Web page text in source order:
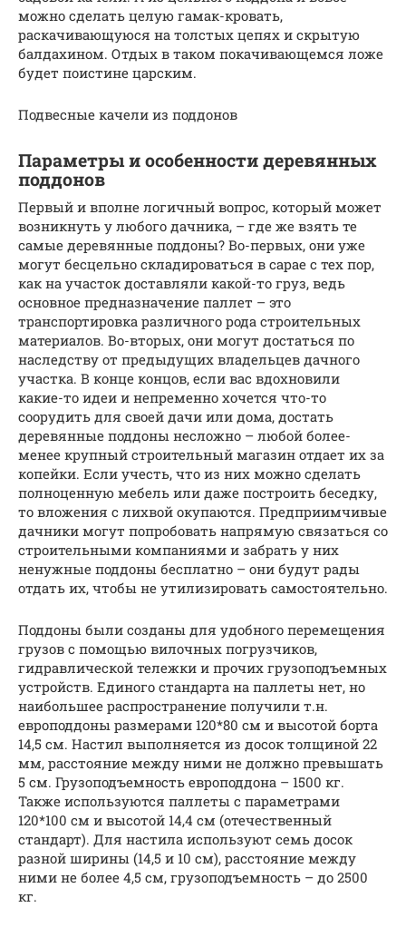
можно сделать целую гамак-кровать,
раскачивающуюся на толстых цепях и скрытую
балдахином. Отдых в таком покачивающемся ложе
будет поистине царским.
Подвесные качели из поддонов
Параметры и особенности деревянных
поддонов
Первый и вполне логичный вопрос, который может
возникнуть у любого дачника, – где же взять те
самые деревянные поддоны? Во-первых, они уже
могут бесцельно складироваться в сарае с тех пор,
как на участок доставляли какой-то груз, ведь
основное предназначение паллет – это
транспортировка различного рода строительных
материалов. Во-вторых, они могут достаться по
наследству от предыдущих владельцев дачного
участка. В конце концов, если вас вдохновили
какие-то идеи и непременно хочется что-то
соорудить для своей дачи или дома, достать
деревянные поддоны несложно – любой более-
менее крупный строительный магазин отдает их за
копейки. Если учесть, что из них можно сделать
полноценную мебель или даже построить беседку,
то вложения с лихвой окупаются. Предприимчивые
дачники могут попробовать напрямую связаться со
строительными компаниями и забрать у них
ненужные поддоны бесплатно – они будут рады
отдать их, чтобы не утилизировать самостоятельно.
Поддоны были созданы для удобного перемещения
грузов с помощью вилочных погрузчиков,
гидравлической тележки и прочих грузоподъемных
устройств. Единого стандарта на паллеты нет, но
наибольшее распространение получили т.н.
европоддоны размерами 120*80 см и высотой борта
14,5 см. Настил выполняется из досок толщиной 22
мм, расстояние между ними не должно превышать
5 см. Грузоподъемность европоддона – 1500 кг.
Также используются паллеты с параметрами
120*100 см и высотой 14,4 см (отечественный
стандарт). Для настила используют семь досок
разной ширины (14,5 и 10 см), расстояние между
ними не более 4,5 см, грузоподъемность – до 2500
кг.